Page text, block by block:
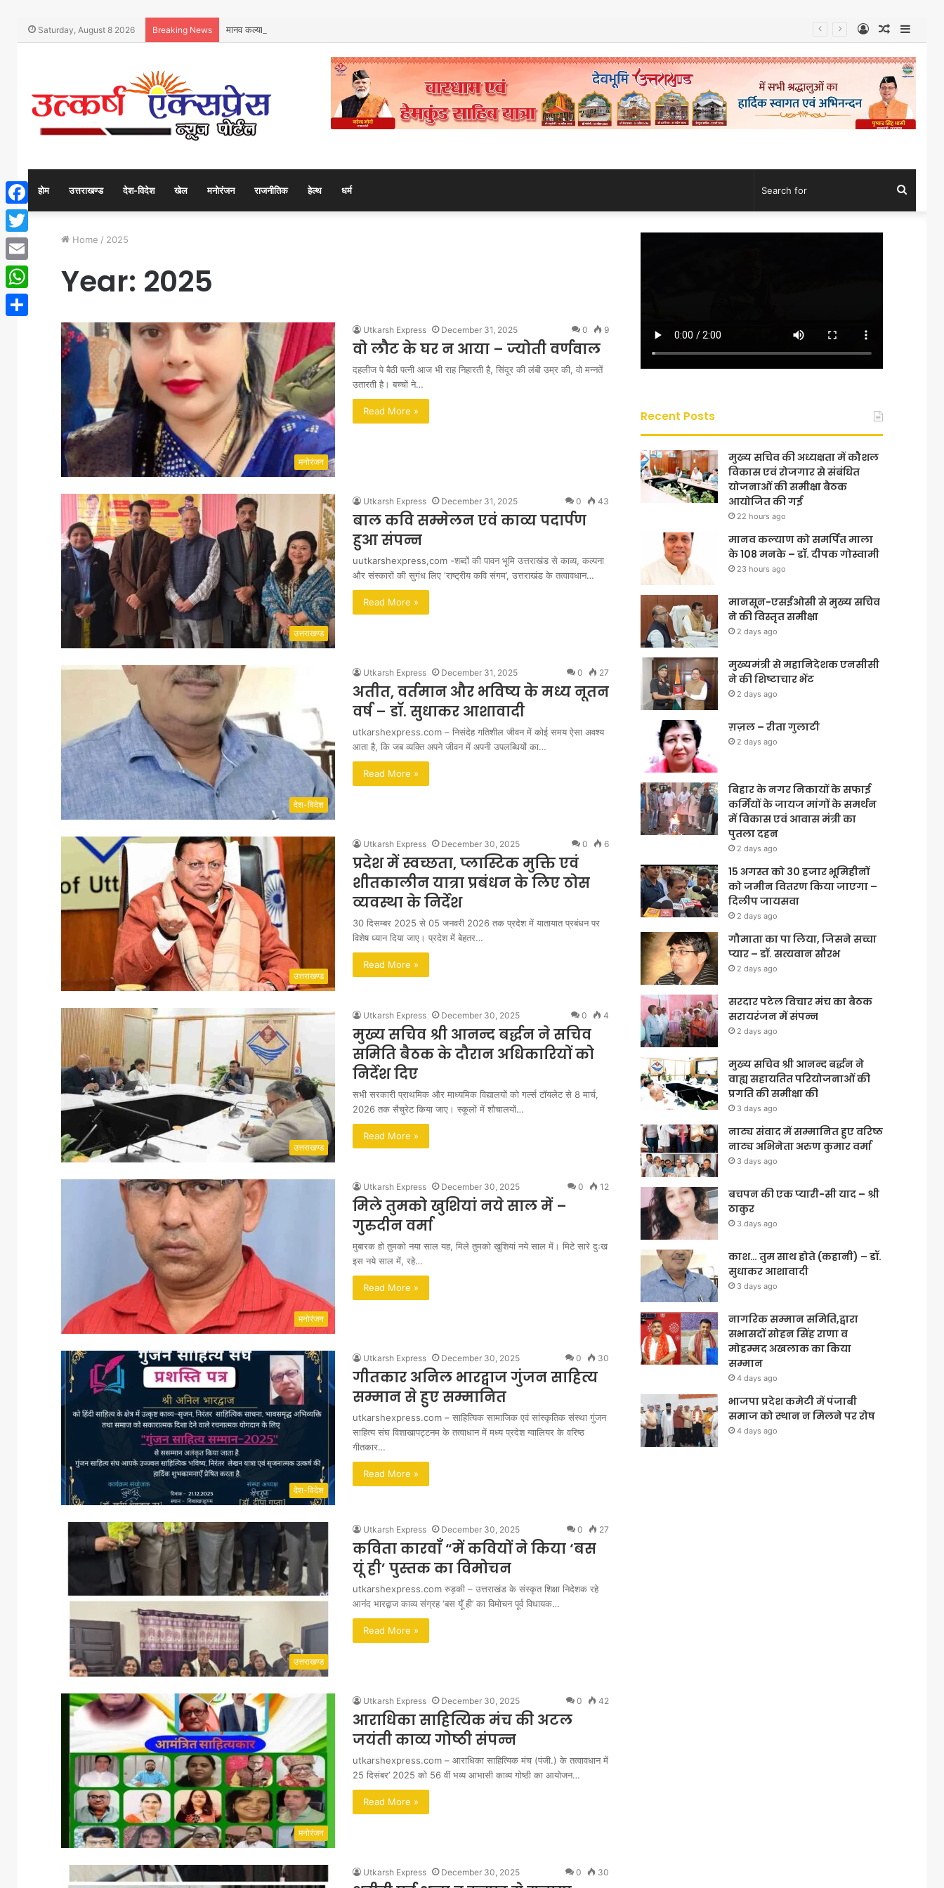
Saturday, August 8 2026 Breaking News मानव कल्याण को समर्पित माला के 108 मनके – डॉ. दीपक गोस्वामी
Random
Article
Log
In
होम उत्तराखण्ड देश-विदेश खेल मनोरंजन राजनीतिक हेल्थ धर्म
Home / 2025
Year: 2025
मनोरंजन
Utkarsh Express December 31, 2025 0 9
वो लौट के घर न आया – ज्योती वर्णवाल
दहलीज पे बैठी पत्नी आज भी राह निहारती है, सिंदूर की लंबी उम्र की, वो मन्नतें
उतारती है। बच्चों ने…
Read More »
उत्तराखण्ड
Utkarsh Express December 31, 2025 0 43
बाल कवि सम्मेलन एवं काव्य पदार्पण
हुआ संपन्न
uutkarshexpress,com -शब्दों की पावन भूमि उत्तराखंड से काव्य, कल्पना
और संस्कारों की सुगंध लिए ‘राष्ट्रीय कवि संगम’, उत्तराखंड के तत्वावधान…
Read More »
देश-विदेश
Utkarsh Express December 31, 2025 0 27
अतीत, वर्तमान और भविष्य के मध्य नूतन
वर्ष – डॉ. सुधाकर आशावादी
utkarshexpress.com – निसंदेह गतिशील जीवन में कोई समय ऐसा अवश्य
आता है, कि जब व्यक्ति अपने जीवन में अपनी उपलब्धियों का…
Read More »
उत्तराखण्ड
Utkarsh Express December 30, 2025 0 6
प्रदेश में स्वच्छता, प्लास्टिक मुक्ति एवं
शीतकालीन यात्रा प्रबंधन के लिए ठोस
व्यवस्था के निर्देश
30 दिसम्बर 2025 से 05 जनवरी 2026 तक प्रदेश में यातायात प्रबंधन पर
विशेष ध्यान दिया जाए। प्रदेश में बेहतर…
Read More »
उत्तराखण्ड
Utkarsh Express December 30, 2025 0 4
मुख्य सचिव श्री आनन्द बर्द्धन ने सचिव
समिति बैठक के दौरान अधिकारियों को
निर्देश दिए
सभी सरकारी प्राथमिक और माध्यमिक विद्यालयों को गर्ल्स टॉयलेट से 8 मार्च,
2026 तक सैचुरेट किया जाए। स्कूलों में शौचालयों…
Read More »
मनोरंजन
Utkarsh Express December 30, 2025 0 12
मिले तुमको खुशियां नये साल में –
गुरुदीन वर्मा
मुबारक हो तुमको नया साल यह, मिले तुमको खुशियां नये साल में। मिटे सारे दुःख
इस नये साल में, रहे…
Read More »
देश-विदेश
Utkarsh Express December 30, 2025 0 30
गीतकार अनिल भारद्वाज गुंजन साहित्य
सम्मान से हुए सम्मानित
utkarshexpress.com – साहित्यिक सामाजिक एवं सांस्कृतिक संस्था गुंजन
साहित्य संघ विशाखापट्टनम के तत्वाधान में मध्य प्रदेश ग्वालियर के वरिष्ठ
गीतकार…
Read More »
उत्तराखण्ड
Utkarsh Express December 30, 2025 0 27
कविता कारवाॅं “में कवियों ने किया ‘बस
यूं ही’ पुस्तक का विमोचन
utkarshexpress.com रुड़की – उत्तराखंड के संस्कृत शिक्षा निदेशक रहे
आनंद भारद्वाज काव्य संग्रह ‘बस यूॅं ही’ का विमोचन पूर्व विधायक…
Read More »
मनोरंजन
Utkarsh Express December 30, 2025 0 42
आराधिका साहित्यिक मंच की अटल
जयंती काव्य गोष्ठी संपन्न
utkarshexpress.com – आराधिका साहित्यिक मंच (पंजी.) के तत्वावधान में
25 दिसंबर’ 2025 को 56 वीं भव्य आभासी काव्य गोष्ठी का आयोजन…
Read More »
Utkarsh Express December 30, 2025 0 30
Recent Posts
मुख्य सचिव की अध्यक्षता में कौशल
विकास एवं रोजगार से संबंधित
योजनाओं की समीक्षा बैठक
आयोजित की गई
22 hours ago
मानव कल्याण को समर्पित माला
के 108 मनके – डॉ. दीपक गोस्वामी
23 hours ago
मानसून-एसईओसी से मुख्य सचिव
ने की विस्तृत समीक्षा
2 days ago
मुख्यमंत्री से महानिदेशक एनसीसी
ने की शिष्टाचार भेंट
2 days ago
ग़ज़ल – रीता गुलाटी
2 days ago
बिहार के नगर निकायों के सफाई
कर्मियों के जायज मांगों के समर्थन
में विकास एवं आवास मंत्री का
पुतला दहन
2 days ago
15 अगस्त को 30 हजार भूमिहीनों
को जमीन वितरण किया जाएगा –
दिलीप जायसवा
2 days ago
गौमाता का पा लिया, जिसने सच्चा
प्यार – डॉ. सत्यवान सौरभ
2 days ago
सरदार पटेल विचार मंच का बैठक
सरायरंजन में संपन्न
2 days ago
मुख्य सचिव श्री आनन्द बर्द्धन ने
वाह्य सहायतित परियोजनाओं की
प्रगति की समीक्षा की
3 days ago
नाट्य संवाद में सम्मानित हुए वरिष्ठ
नाट्य अभिनेता अरुण कुमार वर्मा
3 days ago
बचपन की एक प्यारी-सी याद – श्री
ठाकुर
3 days ago
काश… तुम साथ होते (कहानी) – डॉ.
सुधाकर आशावादी
3 days ago
नागरिक सम्मान समिति,द्वारा
सभासदों सोहन सिंह राणा व
मोहम्मद अखलाक का किया
सम्मान
4 days ago
भाजपा प्रदेश कमेटी में पंजाबी
समाज को स्थान न मिलने पर रोष
4 days ago
Facebook
Twitter
Email
WhatsApp